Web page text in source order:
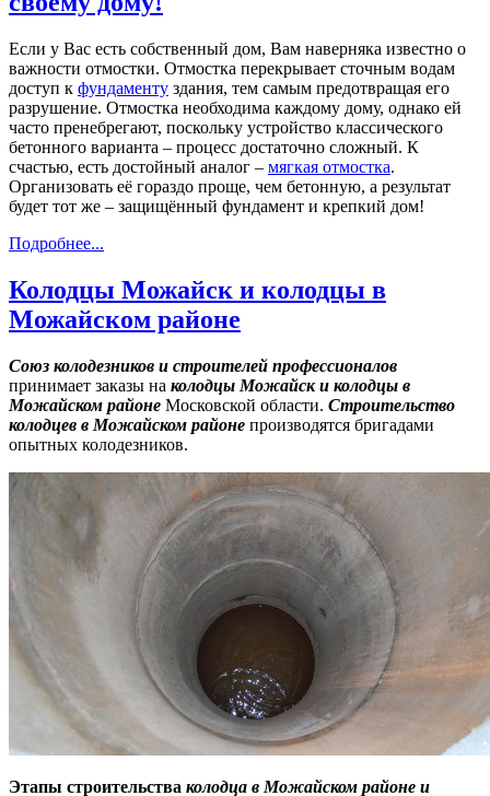
Если у Вас есть собственный дом, Вам наверняка известно о
важности отмостки. Отмостка перекрывает сточным водам
доступ к фундаменту здания, тем самым предотвращая его
разрушение. Отмостка необходима каждому дому, однако ей
часто пренебрегают, поскольку устройство классического
бетонного варианта – процесс достаточно сложный. К
счастью, есть достойный аналог – мягкая отмостка.
Организовать её гораздо проще, чем бетонную, а результат
будет тот же – защищённый фундамент и крепкий дом!
Подробнее...
Колодцы Можайск и колодцы в
Можайском районе
Союз колодезников и строителей профессионалов
принимает заказы на колодцы Можайск и колодцы в
Можайском районе Московской области. Строительство
колодцев в Можайском районе производятся бригадами
опытных колодезников.
Этапы строительства колодца в Можайском районе и